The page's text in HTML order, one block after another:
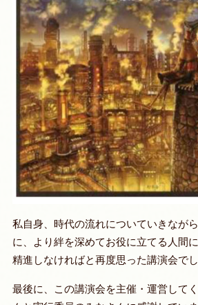
私自身、時代の流れについていきなが
に、より絆を深めてお役に立てる人間
精進しなければと再度思った講演会でし
最後に、この講演会を主催・運営して